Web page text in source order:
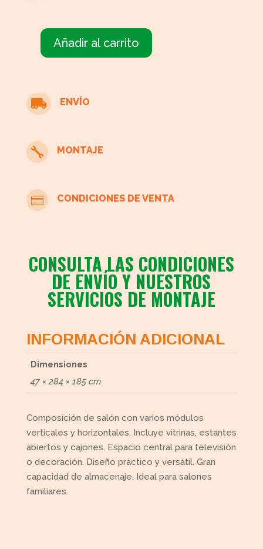
LibreríaAñadir al carrito
 ENVÍO
 MONTAJE
 CONDICIONES DE VENTA
CONSULTA LAS CONDICIONES
DE ENVÍO Y NUESTROS
SERVICIOS DE MONTAJE
INFORMACIÓN ADICIONAL
Dimensiones
47 × 284 × 185 cm
Composición de salón con varios módulos
verticales y horizontales. Incluye vitrinas, estantes
abiertos y cajones. Espacio central para televisión
o decoración. Diseño práctico y versátil. Gran
capacidad de almacenaje. Ideal para salones
familiares.